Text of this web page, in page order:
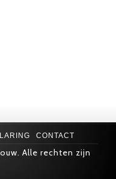
CONTACT
Alle rechten zijn